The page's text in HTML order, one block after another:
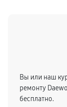
Вы или наш
ремонту
бесплатно.